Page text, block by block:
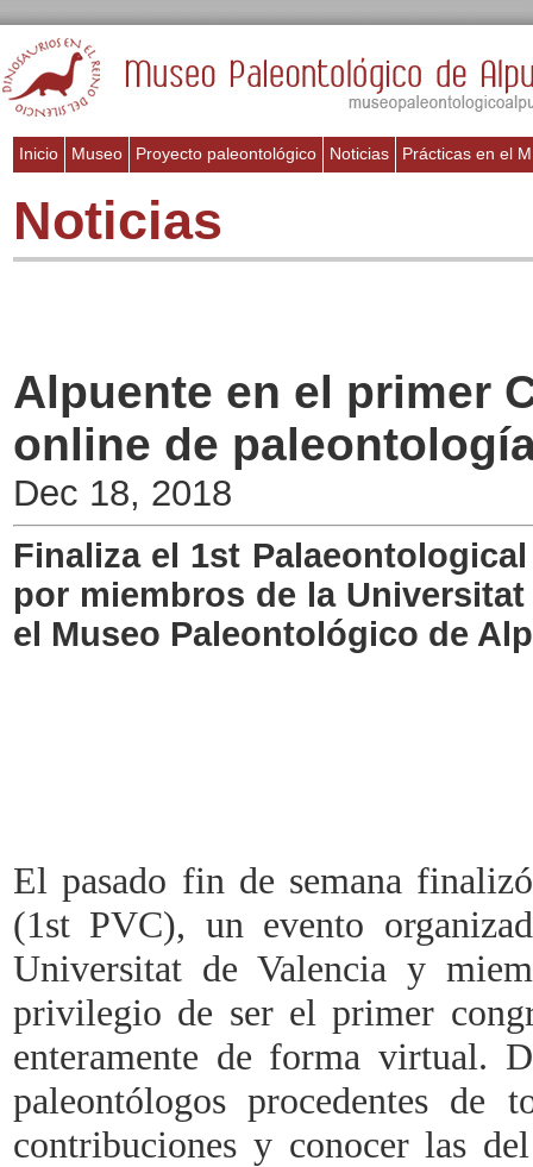
Inicio Museo Proyecto paleontológico Noticias Prácticas en el
Noticias
Alpuente en el primer
online de
Dec 18, 2018
Finaliza el 1st
por miembros de la
el Museo Paleontológico de
El pasado fin de semana
(1st PVC), un evento
Universitat de Valencia y
privilegio de ser el primer
enteramente de forma virtual.
paleontólogos procedentes
contribuciones y conocer las